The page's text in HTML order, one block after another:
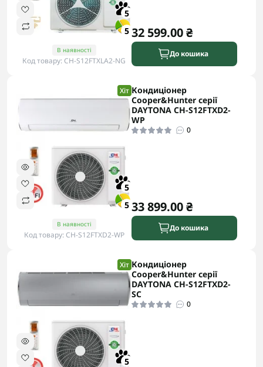
5
5
В наявності
Код товару: CH-S12FTXLA2-NG
32 599.00 ₴
До кошика
Хіт
5
5
В наявності
Код товару: CH-S12FTXD2-WP
Кондиціонер
Cooper&Hunter серії
DAYTONA CH-S12FTXD2-
WP
0
33 899.00 ₴
До кошика
Хіт
5
Кондиціонер
Cooper&Hunter серії
DAYTONA CH-S12FTXD2-
SC
0